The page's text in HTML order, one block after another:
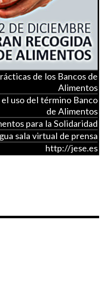
de los Bancos de
Alimentos
uso del término Banco
de Alimentos
para la Solidaridad
sala virtual de prensa
http://jese.es